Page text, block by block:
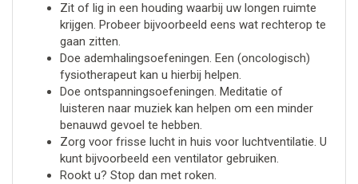
Zit of lig in een houding waarbij uw longen ruimte
krijgen. Probeer bijvoorbeeld eens wat rechterop te
gaan zitten.
Doe ademhalingsoefeningen. Een (oncologisch)
fysiotherapeut kan u hierbij helpen.
Doe ontspanningsoefeningen. Meditatie of
luisteren naar muziek kan helpen om een minder
benauwd gevoel te hebben.
Zorg voor frisse lucht in huis voor luchtventilatie. U
kunt bijvoorbeeld een ventilator gebruiken.
Rookt u? Stop dan met roken.